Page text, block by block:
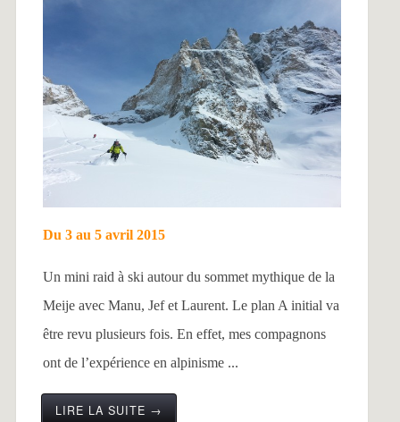
Du 3 au 5 avril 2015
Un mini raid à ski autour du sommet mythique de la
Meije avec Manu, Jef et Laurent. Le plan A initial va
être revu plusieurs fois. En effet, mes compagnons
ont de l’expérience en alpinisme ...
LIRE LA SUITE →